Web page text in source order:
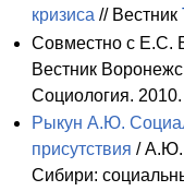
кризиса // Вестник
Совместно с Е.С.
Вестник
Социология.
Рыкун А.Ю.
присутствия / А.Ю.
Сибири: